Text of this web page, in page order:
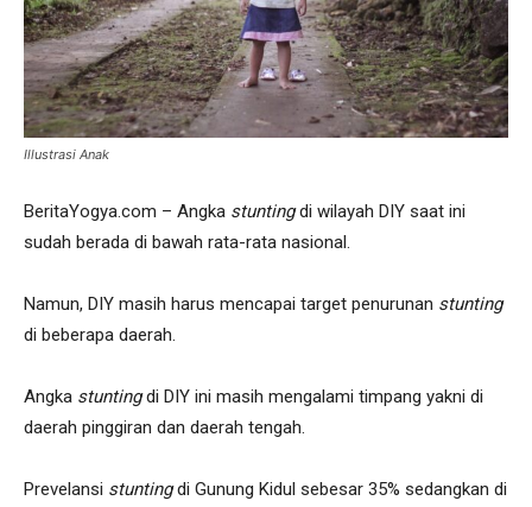
Illustrasi Anak
BeritaYogya.com – Angka stuntingdi wilayah DIY saat ini
sudah berada di bawah rata-rata nasional.
Namun, DIY masih harus mencapai target penurunan stunting
di beberapa daerah.
Angka stuntingdi DIY ini masih mengalami timpang yakni di
daerah pinggiran dan daerah tengah.
Prevelansi stuntingdi Gunung Kidul sebesar 35% sedangkan di